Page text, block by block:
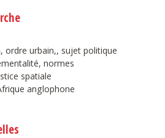
ordre urbain,, sujet politique
normes
spatiale
anglophone